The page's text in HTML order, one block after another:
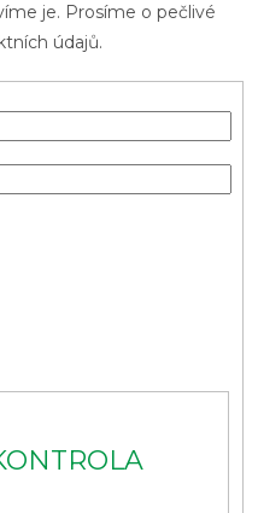
je. Prosíme o pečlivé
údajů.